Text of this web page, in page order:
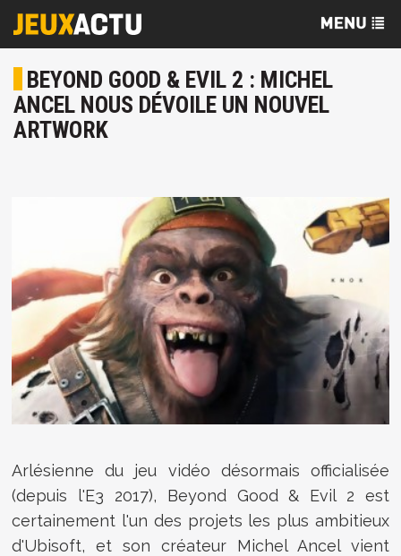
BEYOND GOOD & EVIL 2 : MICHEL
ANCEL NOUS DÉVOILE UN NOUVEL
ARTWORK
Arlésienne du jeu vidéo désormais officialisée
(depuis l'E3 2017), Beyond Good & Evil 2 est
certainement l'un des projets les plus ambitieux
d'Ubisoft, et son créateur Michel Ancel vient